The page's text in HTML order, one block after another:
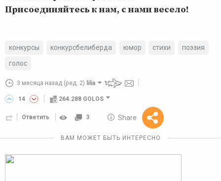
Присоединяйтесь к нам, с нами весело!
конкурсы конкурсбелиберда юмор стихи
поэзия
голос
3 месяца назад (ред. 2) lilia
14 264.288 GOLOS
Ответить 3 Share
Reward
10 GOLOS
ВАМ МОЖЕТ БЫТЬ ИНТЕРЕСНО